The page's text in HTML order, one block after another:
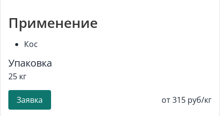
Применение
Кос
Упаковка
25 кг
Заявка от 315 руб/кг